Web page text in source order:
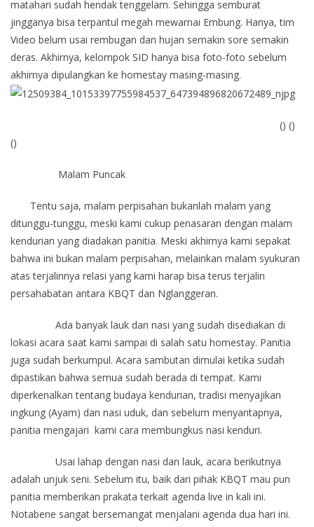
matahari sudah hendak tenggelam. Sehingga semburat
jingganya bisa terpantul megah mewarnai Embung. Hanya, tim
Video belum usai rembugan dan hujan semakin sore semakin
deras. Akhirnya, kelompok SID hanya bisa foto-foto sebelum
akhirnya dipulangkan ke homestay masing-masing.
() ()
()
Malam Puncak
Tentu saja, malam perpisahan bukanlah malam yang
ditunggu-tunggu, meski kami cukup penasaran dengan malam
kendurian yang diadakan panitia. Meski akhirnya kami sepakat
bahwa ini bukan malam perpisahan, melainkan malam syukuran
atas terjalinnya relasi yang kami harap bisa terus terjalin
persahabatan antara KBQT dan Nglanggeran.
Ada banyak lauk dan nasi yang sudah disediakan di
lokasi acara saat kami sampai di salah satu homestay. Panitia
juga sudah berkumpul. Acara sambutan dimulai ketika sudah
dipastikan bahwa semua sudah berada di tempat. Kami
diperkenalkan tentang budaya kendurian, tradisi menyajikan
ingkung (Ayam) dan nasi uduk, dan sebelum menyantapnya,
panitia mengajari kami cara membungkus nasi kenduri.
Usai lahap dengan nasi dan lauk, acara berikutnya
adalah unjuk seni. Sebelum itu, baik dari pihak KBQT mau pun
panitia memberikan prakata terkait agenda live in kali ini.
Notabene sangat bersemangat menjalani agenda dua hari ini.